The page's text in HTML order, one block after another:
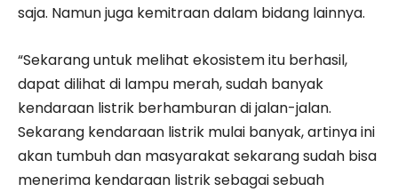
saja. Namun juga kemitraan dalam bidang lainnya.
“Sekarang untuk melihat ekosistem itu berhasil,
dapat dilihat di lampu merah, sudah banyak
kendaraan listrik berhamburan di jalan-jalan.
Sekarang kendaraan listrik mulai banyak, artinya ini
akan tumbuh dan masyarakat sekarang sudah bisa
menerima kendaraan listrik sebagai sebuah